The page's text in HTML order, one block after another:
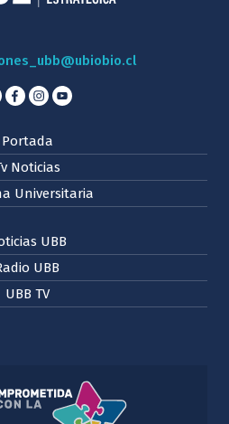
Portada
Noticias
Universitaria
UBB
UBB
UBB TV